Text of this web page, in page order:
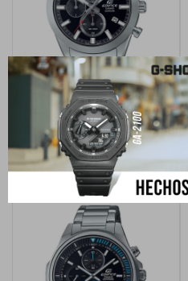
Reloj Edifice Casio Acero
Inoxidable Hombre EFB-710D -
1AVDF
USD 385,00